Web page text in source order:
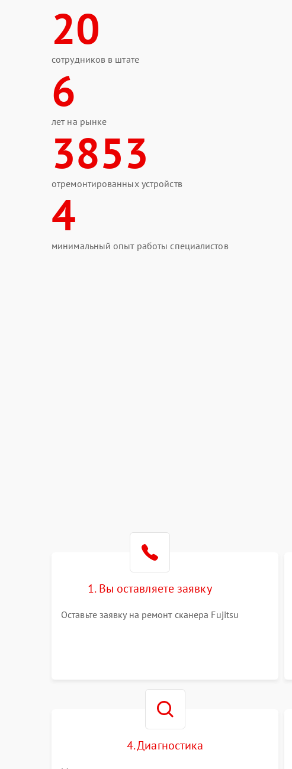
20
сотрудников в штате
6
лет на рынке
3853
отремонтированных устройств
4
минимальный опыт работы специалистов
1. Вы оставляете заявку
Оставьте заявку на ремонт сканера Fujitsu
4. Диагностика